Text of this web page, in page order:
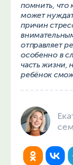
помнить, что
может
причин
отправляет
особенно в
часть жизни,
ребёнок